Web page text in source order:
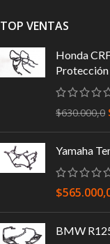
TOP VENTAS
Honda
Protección
$630.000,0
Yamaha
$
BMW